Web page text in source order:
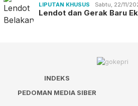
LIPUTAN KHUSUS Sabtu, 22/11/
Lendot dan Gerak Baru
INDEKS
PEDOMAN MEDIA SIBER